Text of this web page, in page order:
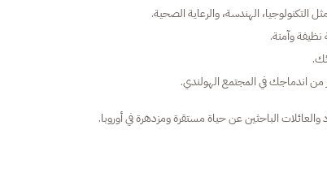
الهندسة، والرعاية الصحية.
نظيفة وآمنة.
من اندماجك في المجتمع الهولندي.
الباحثين عن حياة مستقرة ومزدهرة في أوروبا.